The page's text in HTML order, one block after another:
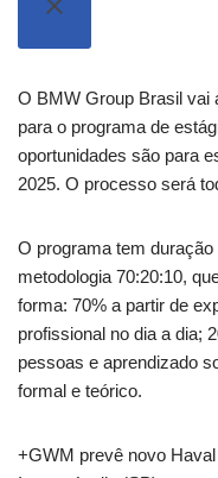
O BMW Group Brasil vai
para o programa de
oportunidades são para
2025. O processo será
O programa tem
metodologia 70:20:10,
forma: 70% a partir de
profissional no dia a dia;
pessoas e aprendizado
formal e teórico.
+GWM prevê novo